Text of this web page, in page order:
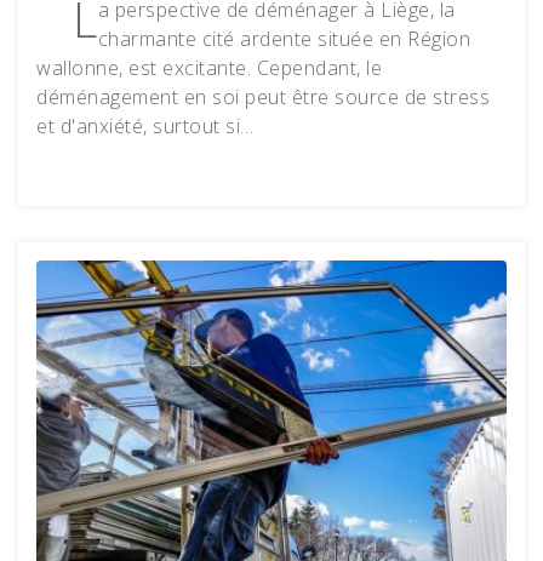
La perspective de déménager à Liège, la
charmante cité ardente située en Région
wallonne, est excitante. Cependant, le
déménagement en soi peut être source de stress
et d'anxiété, surtout si…